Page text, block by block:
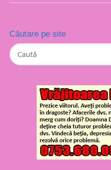
Căutare pe site